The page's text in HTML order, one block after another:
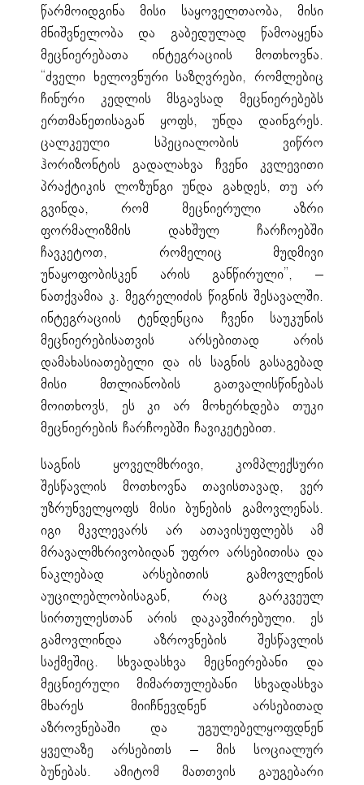
წარმოიდგინა მისი საყოველთაობა, მისი
მნიშვნელობა და გაბედულად წამოაყენა
მეცნიერებათა ინტეგრაციის მოთხოვნა.
“ძველი ხელოვნური საზღვრები, რომლებიც
ჩინური კედლის მსგავსად მეცნიერებებს
ერთმანეთისაგან ყოფს, უნდა დაინგრეს.
ცალკეული სპეციალობის ვიწრო
ჰორიზონტის გადალახვა ჩვენი კვლევითი
პრაქტიკის ლოზუნგი უნდა გახდეს, თუ არ
გვინდა, რომ მეცნიერული აზრი
ფორმალიზმის დახშულ ჩარჩოებში
ჩავკეტოთ, რომელიც მუდმივი
უნაყოფობისკენ არის განწირული”, –
ნათქვამია კ. მეგრელიძის წიგნის შესავალში.
ინტეგრაციის ტენდენცია ჩვენი საუკუნის
მეცნიერებისათვის არსებითად არის
დამახასიათებელი და ის საგნის გასაგებად
მისი მთლიანობის გათვალისწინებას
მოითხოვს, ეს კი არ მოხერხდება თუკი
მეცნიერების ჩარჩოებში ჩავიკეტებით.
საგნის ყოველმხრივი, კომპლექსური
შესწავლის მოთხოვნა თავისთავად, ვერ
უზრუნველყოფს მისი ბუნების გამოვლენას.
იგი მკვლევარს არ ათავისუფლებს ამ
მრავალმხრივობიდან უფრო არსებითისა და
ნაკლებად არსებითის გამოვლენის
აუცილებლობისაგან, რაც გარკვეულ
სირთულესთან არის დაკავშირებული. ეს
გამოვლინდა აზროვნების შესწავლის
საქმეშიც. სხვადასხვა მეცნიერებანი და
მეცნიერული მიმართულებანი სხვადასხვა
მხარეს მიიჩნევდნენ არსებითად
აზროვნებაში და უგულებელყოფდნენ
ყველაზე არსებითს – მის სოციალურ
ბუნებას. ამიტომ მათთვის გაუგებარი